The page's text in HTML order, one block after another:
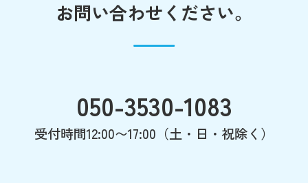
お問い合わせください。
050-3530-1083
受付時間12:00〜17:00（土・日・祝除く）